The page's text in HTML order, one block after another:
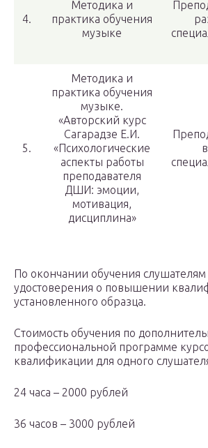
4.
Методика и
практика обучения
музыке
5.
Методика и
практика обучения
музыке.
«Авторский курс
Сагарадзе Е.И.
«Психологические
аспекты работы
преподавателя
ДШИ: эмоции,
мотивация,
дисциплина»
По окончании обучения
удостоверения о повышении
установленного образца.
Стоимость обучения по
профессиональной программе
квалификации для одного
24 часа – 2000 рублей
36 часов – 3000 рублей